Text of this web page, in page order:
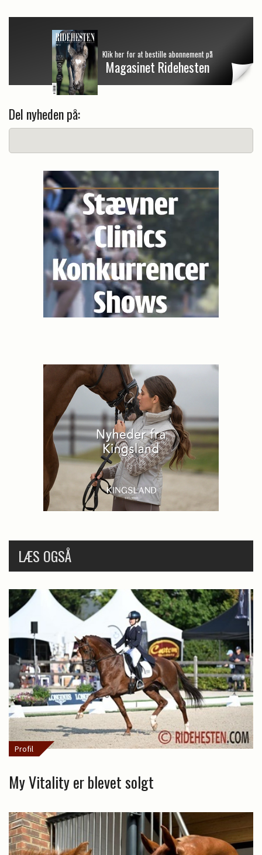
Klik her for at bestille abonnement på
Magasinet Ridehesten
Del nyheden på:
LÆS OGSÅ
Profil
My Vitality er blevet solgt